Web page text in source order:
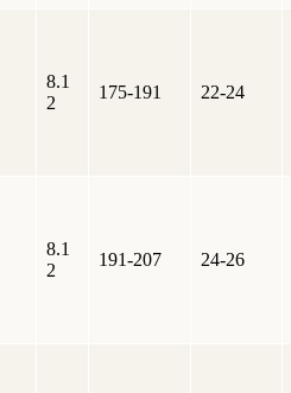
8.1
2
175-191 22-24
8.1
2
191-207 24-26